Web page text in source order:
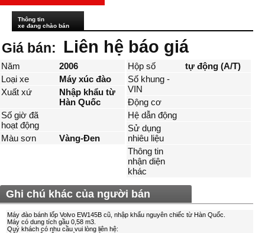
Thông tin
xe đang chào bán
Giá bán: Liên hệ báo giá
Năm
2006
Loại xe
Máy xúc đào
Xuất xứ
Nhập khẩu từ
Hàn Quốc
Số giờ đã
hoạt động
Màu sơn
Vàng-Đen
Hộp số
tự động (A/T)
Số khung -
VIN
Động cơ
Hệ dẫn động
Sử dụng
nhiêu liệu
Thông tin
nhận diện
khác
Ghi chú khác của người bán